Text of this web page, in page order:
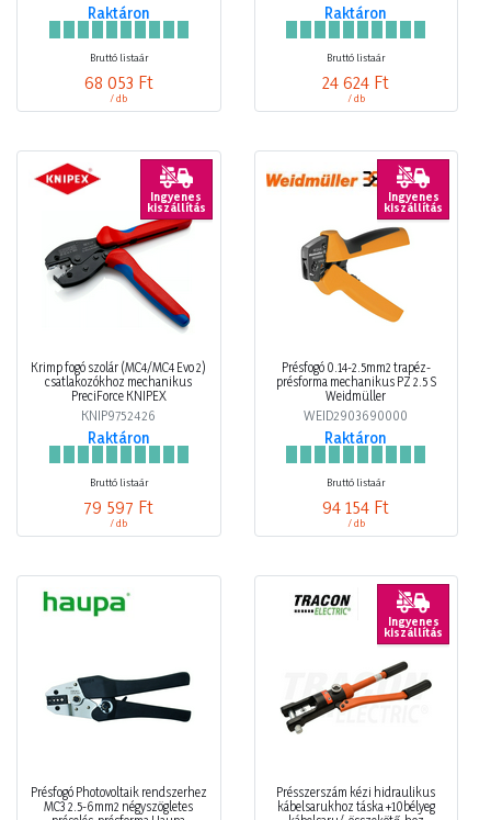
Raktáron
Bruttó listaár
68 053 Ft
/ db
Raktáron
Bruttó listaár
24 624 Ft
/ db
Ingyenes
kiszállítás
Krimp fogó szolár (MC4/MC4 Evo 2)
csatlakozókhoz mechanikus
PreciForce KNIPEX
KNIP9752426
Raktáron
Bruttó listaár
79 597 Ft
/ db
Ingyenes
kiszállítás
Présfogó 0.14-2.5mm2 trapéz-
présforma mechanikus PZ 2.5 S
Weidmüller
WEID2903690000
Raktáron
Bruttó listaár
94 154 Ft
/ db
Présfogó Photovoltaik rendszerhez
MC3 2.5-6mm2 négyszögletes
Ingyenes
kiszállítás
Présszerszám kézi hidraulikus
kábelsarukhoz táska +10bélyeg